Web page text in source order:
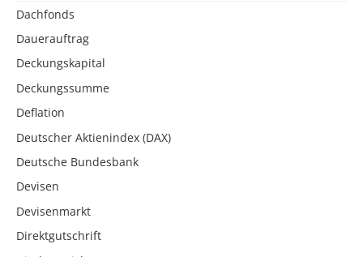
Dachfonds
Dauerauftrag
Deckungskapital
Deckungssumme
Deflation
Deutscher Aktienindex (DAX)
Deutsche Bundesbank
Devisen
Devisenmarkt
Direktgutschrift